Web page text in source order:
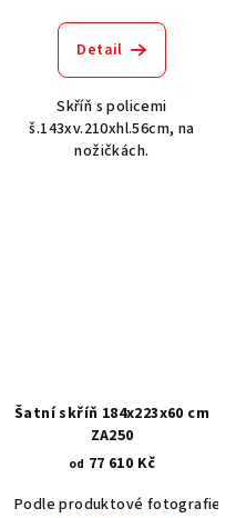
Detail
Skříň s policemi
š.143xv.210xhl.56cm, na
nožičkách.
Akát vintage BT1551
Dub světlý
Šatní skříň 184x223x60 cm
ZA250
od 77 610 Kč
Podle produktové fotografie